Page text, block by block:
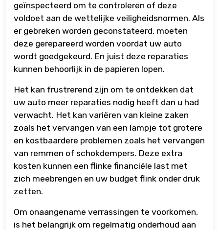
geïnspecteerd om te controleren of deze
voldoet aan de wettelijke veiligheidsnormen. Als
er gebreken worden geconstateerd, moeten
deze gerepareerd worden voordat uw auto
wordt goedgekeurd. En juist deze reparaties
kunnen behoorlijk in de papieren lopen.
Het kan frustrerend zijn om te ontdekken dat
uw auto meer reparaties nodig heeft dan u had
verwacht. Het kan variëren van kleine zaken
zoals het vervangen van een lampje tot grotere
en kostbaardere problemen zoals het vervangen
van remmen of schokdempers. Deze extra
kosten kunnen een flinke financiële last met
zich meebrengen en uw budget flink onder druk
zetten.
Om onaangename verrassingen te voorkomen,
is het belangrijk om regelmatig onderhoud aan